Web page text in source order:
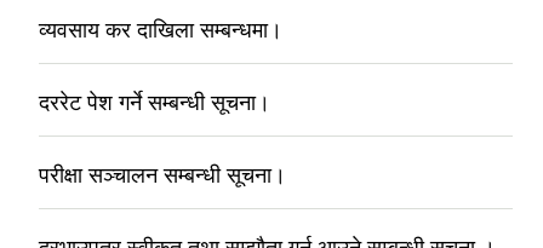
व्यवसाय कर दाखिला सम्बन्धमा।
दररेट पेश गर्ने सम्बन्धी सूचना।
परीक्षा सञ्चालन सम्बन्धी सूचना।